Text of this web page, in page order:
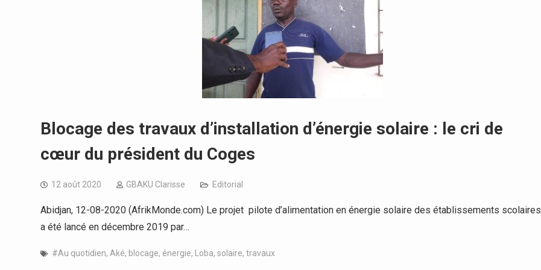
Blocage des travaux d’installation d’énergie solaire : le cri de
cœur du président du Coges
12 août 2020 GBAKU Clarisse Editorial
Abidjan, 12-08-2020 (AfrikMonde.com) Le projet pilote d’alimentation en énergie solaire des établissements scolaires
a été lancé en décembre 2019 par…
#Au quotidien, Aké, blocage, énergie, Loba, solaire, travaux